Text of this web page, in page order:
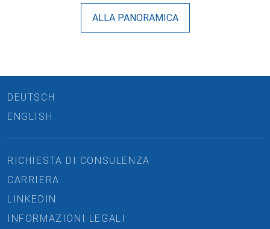
ALLA PANORAMICA
DEUTSCH
ENGLISH
RICHIESTA DI CONSULENZA
CARRIERA
LINKEDIN
INFORMAZIONI LEGALI